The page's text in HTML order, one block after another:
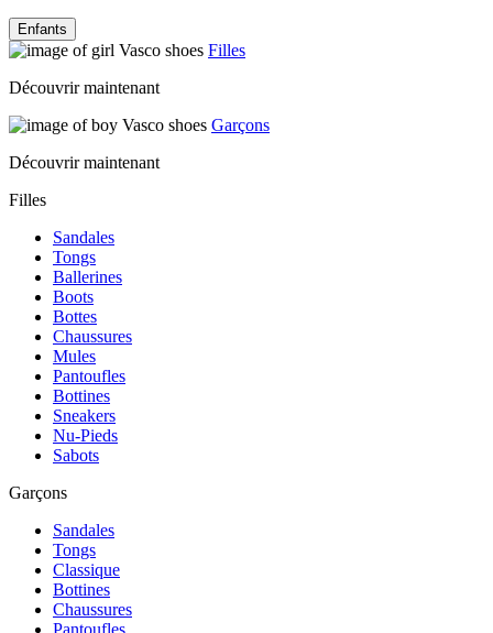
Enfants
Filles
Découvrir maintenant
Garçons
Découvrir maintenant
Filles
Sandales
Tongs
Ballerines
Boots
Bottes
Chaussures
Mules
Pantoufles
Bottines
Sneakers
Nu-Pieds
Sabots
Garçons
Sandales
Tongs
Classique
Bottines
Chaussures
Pantoufles